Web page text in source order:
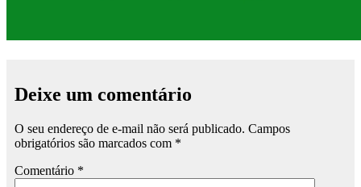
Deixe um comentário
O seu endereço de e-mail não será publicado. Campos
obrigatórios são marcados com *
Comentário *